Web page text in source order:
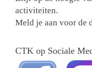
activiteiten.
Meld je aan voor de
CTK op Sociale